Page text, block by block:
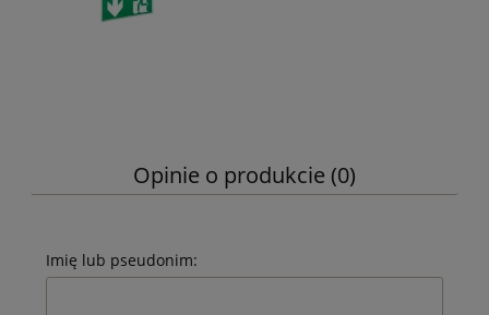
Opinie o produkcie (0)
Imię lub pseudonim: